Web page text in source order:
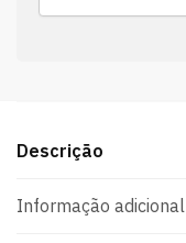
Descrição
Informação adicional